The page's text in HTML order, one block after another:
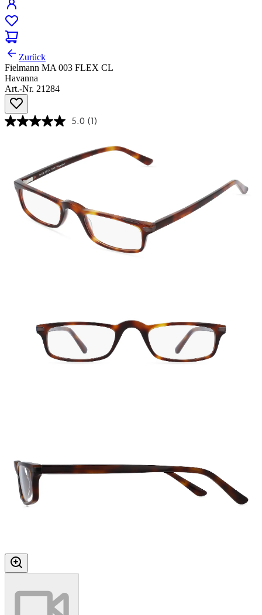
Zurück
Fielmann MA 003 FLEX CL
Havanna
Art.-Nr. 21284
5.0 (1)